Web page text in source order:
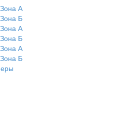
А
Б
А
Б
А
Б